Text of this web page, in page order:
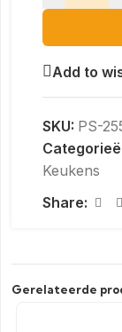
Add to
SKU: PS-
Keukens
Share:
Gerelateerde